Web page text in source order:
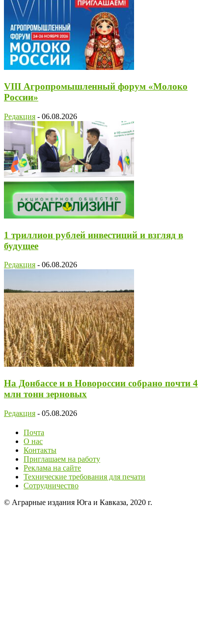
VIII Агропромышленный форум «Молоко
России»
Редакция - 06.08.2026
1 триллион рублей инвестиций и взгляд в
будущее
Редакция - 06.08.2026
На Донбассе и в Новороссии собрано почти 4
млн тонн зерновых
Редакция - 05.08.2026
Почта
О нас
Контакты
Приглашаем на работу
Реклама на сайте
Технические требования для печати
Сотрудничество
© Аграрные издания Юга и Кавказа, 2020 г.